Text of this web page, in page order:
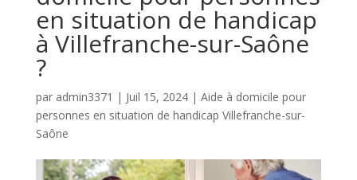
en situation de handicap
à Villefranche-sur-Saône
?
par admin3371 | Juil 15, 2024| Aide à domicile pour
personnes en situation de handicap Villefranche-sur-
Saône